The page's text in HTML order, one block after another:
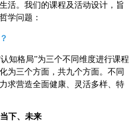
活。我们的课程及活动设计，旨
学问题：
知格局”为三个不同维度进行课程
为三个方面，共九个方面。不同
求营造全面健康、灵活多样、特
下、未来